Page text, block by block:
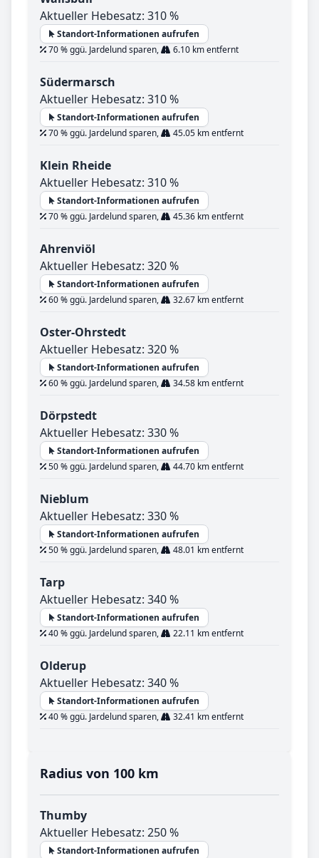
Aktueller Hebesatz: 310 %
Standort-Informationen aufrufen
70 % ggü. Jardelund sparen,
6.10 km entfernt
Südermarsch
Aktueller Hebesatz: 310 %
Standort-Informationen aufrufen
70 % ggü. Jardelund sparen,
45.05 km entfernt
Klein Rheide
Aktueller Hebesatz: 310 %
Standort-Informationen aufrufen
70 % ggü. Jardelund sparen,
45.36 km entfernt
Ahrenviöl
Aktueller Hebesatz: 320 %
Standort-Informationen aufrufen
60 % ggü. Jardelund sparen,
32.67 km entfernt
Oster-Ohrstedt
Aktueller Hebesatz: 320 %
Standort-Informationen aufrufen
60 % ggü. Jardelund sparen,
34.58 km entfernt
Dörpstedt
Aktueller Hebesatz: 330 %
Standort-Informationen aufrufen
50 % ggü. Jardelund sparen,
44.70 km entfernt
Nieblum
Aktueller Hebesatz: 330 %
Standort-Informationen aufrufen
50 % ggü. Jardelund sparen,
48.01 km entfernt
Tarp
Aktueller Hebesatz: 340 %
Standort-Informationen aufrufen
40 % ggü. Jardelund sparen,
22.11 km entfernt
Olderup
Aktueller Hebesatz: 340 %
Standort-Informationen aufrufen
40 % ggü. Jardelund sparen,
32.41 km entfernt
Radius von 100 km
Thumby
Aktueller Hebesatz: 250 %
Standort-Informationen aufrufen